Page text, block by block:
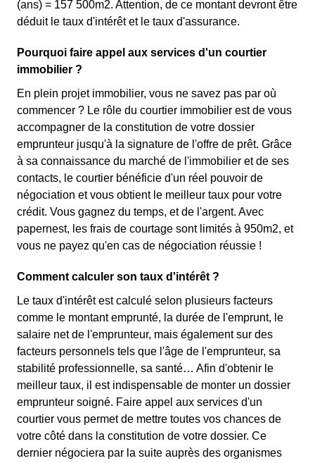
(ans) = 157 500m2. Attention, de ce montant devront être
déduit le taux d'intérêt et le taux d'assurance.
Pourquoi faire appel aux services d'un courtier
immobilier ?
En plein projet immobilier, vous ne savez pas par où
commencer ? Le rôle du courtier immobilier est de vous
accompagner de la constitution de votre dossier
emprunteur jusqu'à la signature de l'offre de prêt. Grâce
à sa connaissance du marché de l'immobilier et de ses
contacts, le courtier bénéficie d'un réel pouvoir de
négociation et vous obtient le meilleur taux pour votre
crédit. Vous gagnez du temps, et de l'argent. Avec
papernest, les frais de courtage sont limités à 950m2, et
vous ne payez qu'en cas de négociation réussie !
Comment calculer son taux d'intérêt ?
Le taux d'intérêt est calculé selon plusieurs facteurs
comme le montant emprunté, la durée de l'emprunt, le
salaire net de l'emprunteur, mais également sur des
facteurs personnels tels que l'âge de l'emprunteur, sa
stabilité professionnelle, sa santé… Afin d'obtenir le
meilleur taux, il est indispensable de monter un dossier
emprunteur soigné. Faire appel aux services d'un
courtier vous permet de mettre toutes vos chances de
votre côté dans la constitution de votre dossier. Ce
dernier négociera par la suite auprès des organismes